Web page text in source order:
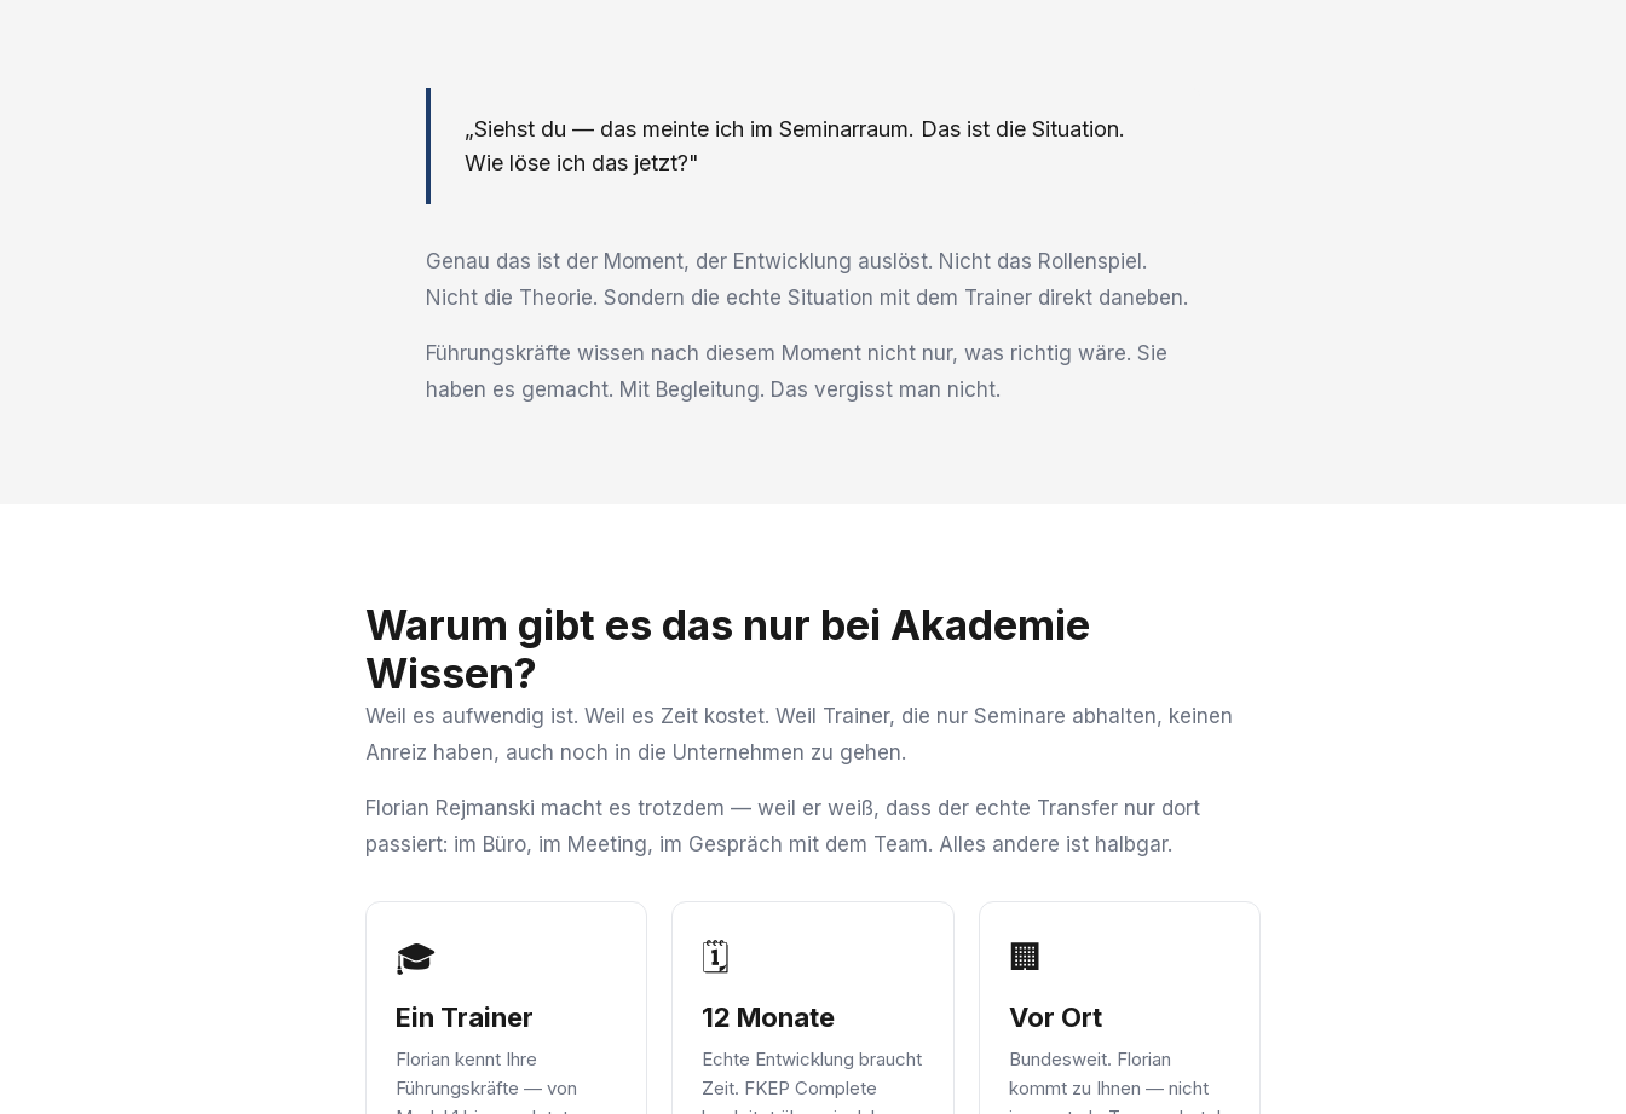
„Siehst du — das meinte ich im Seminarraum. Das ist die Situation.
Wie löse ich das jetzt?"
Genau das ist der Moment, der Entwicklung auslöst. Nicht das Rollenspiel.
Nicht die Theorie. Sondern die echte Situation mit dem Trainer direkt daneben.
Führungskräfte wissen nach diesem Moment nicht nur, was richtig wäre. Sie
haben es gemacht. Mit Begleitung. Das vergisst man nicht.
Warum gibt es das nur bei Akademie
Wissen?
Weil es aufwendig ist. Weil es Zeit kostet. Weil Trainer, die nur Seminare abhalten, keinen
Anreiz haben, auch noch in die Unternehmen zu gehen.
Florian Rejmanski macht es trotzdem — weil er weiß, dass der echte Transfer nur dort
passiert: im Büro, im Meeting, im Gespräch mit dem Team. Alles andere ist halbgar.
🎓
Ein Trainer
Florian kennt Ihre
Führungskräfte — von
🗓️
12 Monate
Echte Entwicklung braucht
Zeit. FKEP Complete
🏢
Vor Ort
Bundesweit. Florian
kommt zu Ihnen — nicht